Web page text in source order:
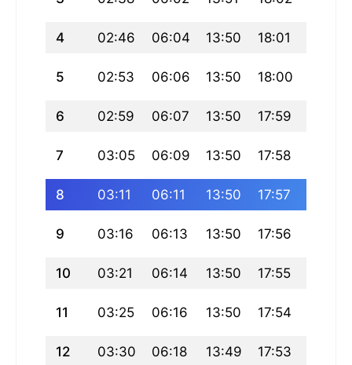
4 02:46 06:04 13:50 18:01
5 02:53 06:06 13:50 18:00
6 02:59 06:07 13:50 17:59
7 03:05 06:09 13:50 17:58
8 03:11 06:11 13:50 17:57
9 03:16 06:13 13:50 17:56
10 03:21 06:14 13:50 17:55
11 03:25 06:16 13:50 17:54
12 03:30 06:18 13:49 17:53